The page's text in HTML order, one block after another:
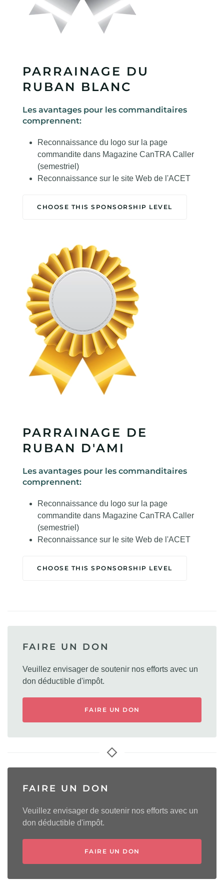
PARRAINAGE DU
RUBAN BLANC
Les avantages pour les commanditaires
comprennent:
Reconnaissance du logo sur la page
commandite dans Magazine CanTRA Caller
(semestriel)
Reconnaissance sur le site Web de l'ACET
CHOOSE THIS SPONSORSHIP LEVEL
PARRAINAGE DE
RUBAN D'AMI
Les avantages pour les commanditaires
comprennent:
Reconnaissance du logo sur la page
commandite dans Magazine CanTRA Caller
(semestriel)
Reconnaissance sur le site Web de l'ACET
CHOOSE THIS SPONSORSHIP LEVEL
FAIRE UN DON
Veuillez envisager de soutenir nos efforts avec un
don déductible d'impôt.
FAIRE UN DON
FAIRE UN DON
Veuillez envisager de soutenir nos efforts avec un
don déductible d'impôt.
FAIRE UN DON